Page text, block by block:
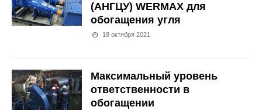
(АНГЦУ) WERMAX для
обогащения угля
18 октября 2021
Максимальный уровень
ответственности в
обогащении